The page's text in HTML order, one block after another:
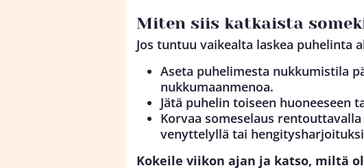
Miten siis katkaista
Jos tuntuu vaikealta laskea puhelinta
Aseta puhelimesta nukkumistila
nukkumaanmenoa.
Jätä puhelin toiseen huoneeseen
Korvaa someselaus
venyttelyllä tai
Kokeile viikon ajan ja katso, miltä